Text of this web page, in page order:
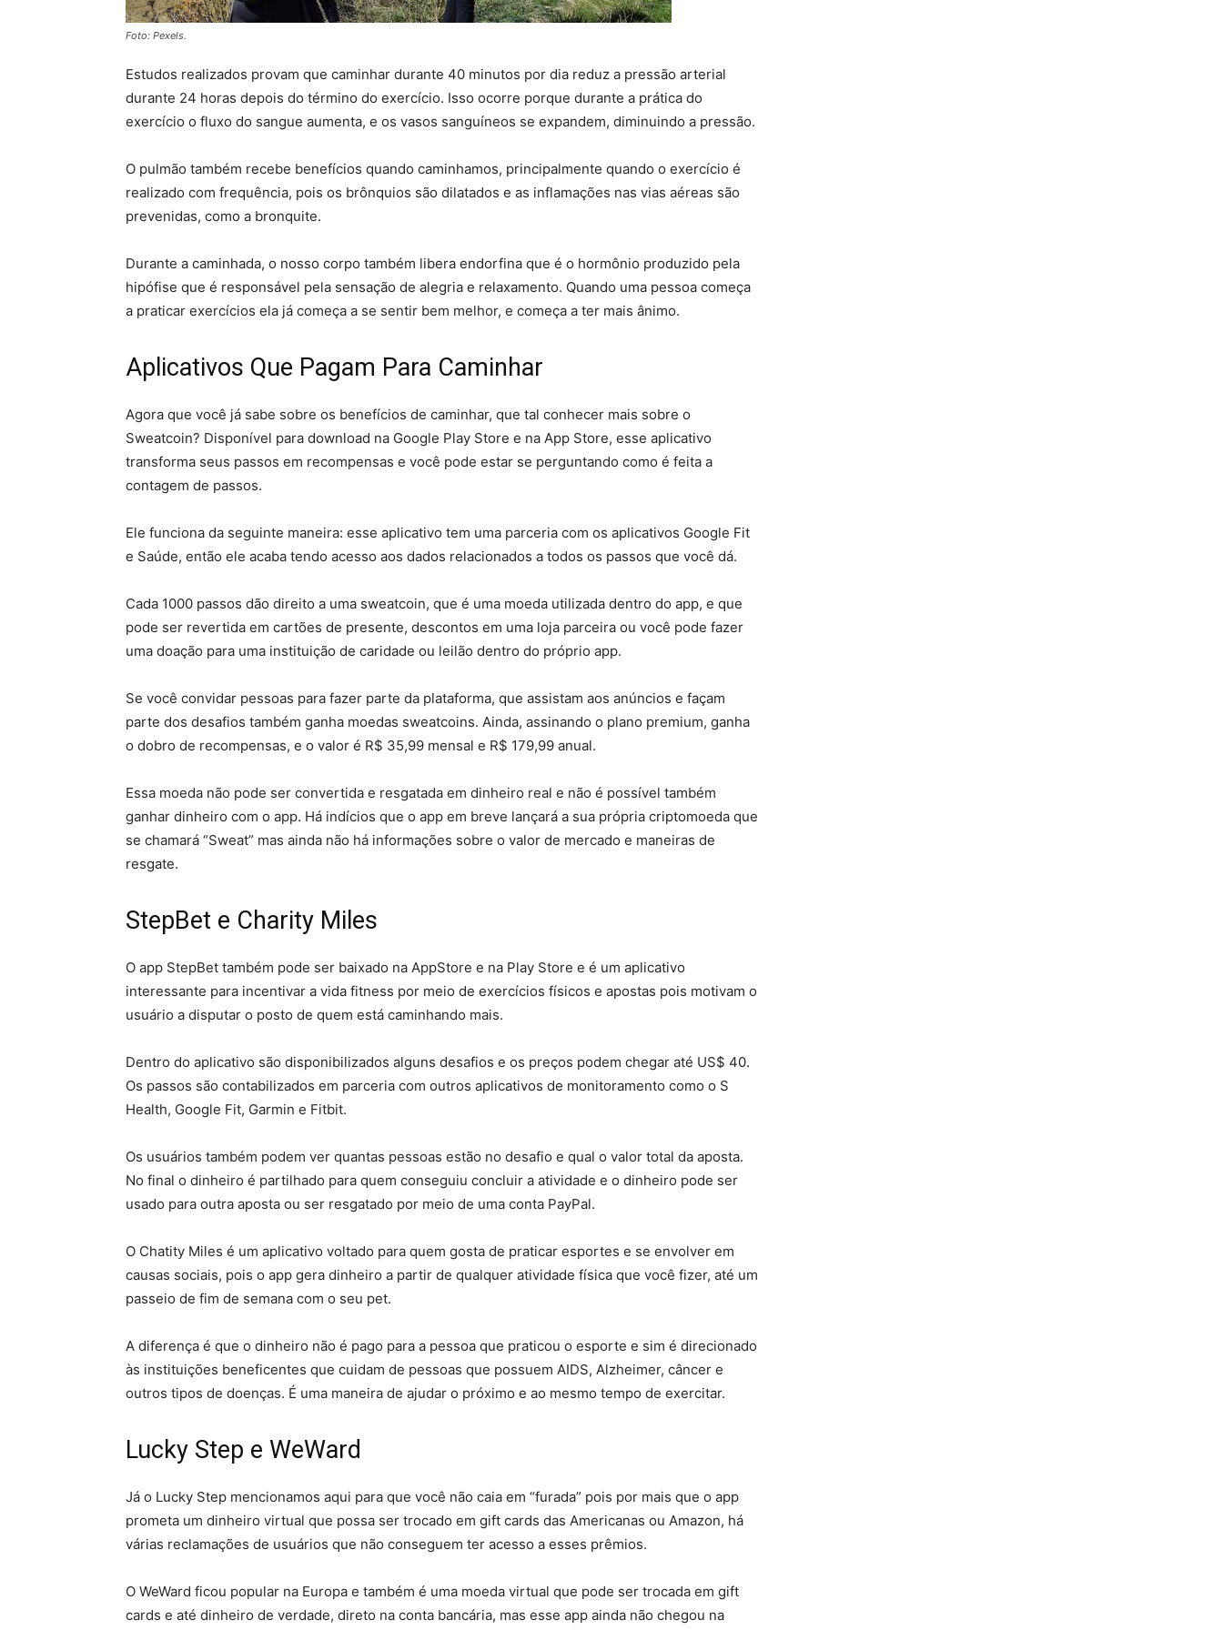
Foto: Pexels.
Estudos realizados provam que caminhar durante 40 minutos por dia reduz a pressão arterial
durante 24 horas depois do término do exercício. Isso ocorre porque durante a prática do
exercício o fluxo do sangue aumenta, e os vasos sanguíneos se expandem, diminuindo a pressão.
O pulmão também recebe benefícios quando caminhamos, principalmente quando o exercício é
realizado com frequência, pois os brônquios são dilatados e as inflamações nas vias aéreas são
prevenidas, como a bronquite.
Durante a caminhada, o nosso corpo também libera endorfina que é o hormônio produzido pela
hipófise que é responsável pela sensação de alegria e relaxamento. Quando uma pessoa começa
a praticar exercícios ela já começa a se sentir bem melhor, e começa a ter mais ânimo.
Aplicativos Que Pagam Para Caminhar
Agora que você já sabe sobre os benefícios de caminhar, que tal conhecer mais sobre o
Sweatcoin? Disponível para download na Google Play Store e na App Store, esse aplicativo
transforma seus passos em recompensas e você pode estar se perguntando como é feita a
contagem de passos.
Ele funciona da seguinte maneira: esse aplicativo tem uma parceria com os aplicativos Google Fit
e Saúde, então ele acaba tendo acesso aos dados relacionados a todos os passos que você dá.
Cada 1000 passos dão direito a uma sweatcoin, que é uma moeda utilizada dentro do app, e que
pode ser revertida em cartões de presente, descontos em uma loja parceira ou você pode fazer
uma doação para uma instituição de caridade ou leilão dentro do próprio app.
Se você convidar pessoas para fazer parte da plataforma, que assistam aos anúncios e façam
parte dos desafios também ganha moedas sweatcoins. Ainda, assinando o plano premium, ganha
o dobro de recompensas, e o valor é R$ 35,99 mensal e R$ 179,99 anual.
Essa moeda não pode ser convertida e resgatada em dinheiro real e não é possível também
ganhar dinheiro com o app. Há indícios que o app em breve lançará a sua própria criptomoeda que
se chamará “Sweat” mas ainda não há informações sobre o valor de mercado e maneiras de
resgate.
StepBet e Charity Miles
O app StepBet também pode ser baixado na AppStore e na Play Store e é um aplicativo
interessante para incentivar a vida fitness por meio de exercícios físicos e apostas pois motivam o
usuário a disputar o posto de quem está caminhando mais.
Dentro do aplicativo são disponibilizados alguns desafios e os preços podem chegar até US$ 40.
Os passos são contabilizados em parceria com outros aplicativos de monitoramento como o S
Health, Google Fit, Garmin e Fitbit.
Os usuários também podem ver quantas pessoas estão no desafio e qual o valor total da aposta.
No final o dinheiro é partilhado para quem conseguiu concluir a atividade e o dinheiro pode ser
usado para outra aposta ou ser resgatado por meio de uma conta PayPal.
O Chatity Miles é um aplicativo voltado para quem gosta de praticar esportes e se envolver em
causas sociais, pois o app gera dinheiro a partir de qualquer atividade física que você fizer, até um
passeio de fim de semana com o seu pet.
A diferença é que o dinheiro não é pago para a pessoa que praticou o esporte e sim é direcionado
às instituições beneficentes que cuidam de pessoas que possuem AIDS, Alzheimer, câncer e
outros tipos de doenças. É uma maneira de ajudar o próximo e ao mesmo tempo de exercitar.
Lucky Step e WeWard
Já o Lucky Step mencionamos aqui para que você não caia em “furada” pois por mais que o app
prometa um dinheiro virtual que possa ser trocado em gift cards das Americanas ou Amazon, há
várias reclamações de usuários que não conseguem ter acesso a esses prêmios.
O WeWard ficou popular na Europa e também é uma moeda virtual que pode ser trocada em gift
cards e até dinheiro de verdade, direto na conta bancária, mas esse app ainda não chegou na